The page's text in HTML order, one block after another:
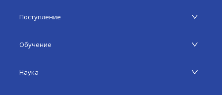
Поступление
Обучение
Наука